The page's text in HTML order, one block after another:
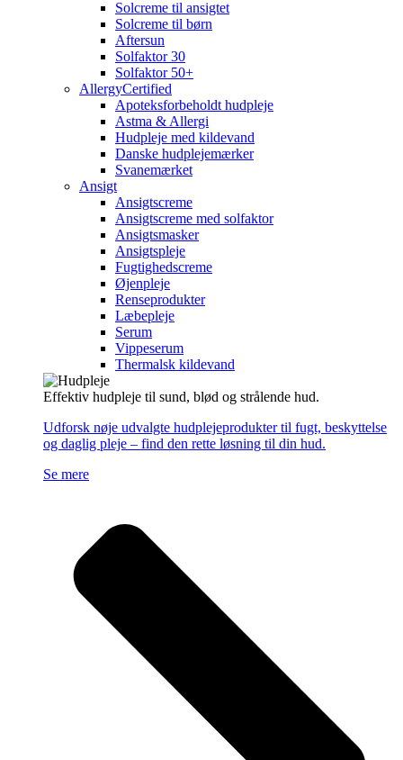
Solcreme til ansigtet
Solcreme til børn
Aftersun
Solfaktor 30
Solfaktor 50+
AllergyCertified
Apoteksforbeholdt hudpleje
Astma & Allergi
Hudpleje med kildevand
Danske hudplejemærker
Svanemærket
Ansigt
Ansigtscreme
Ansigtscreme med solfaktor
Ansigtsmasker
Ansigtspleje
Fugtighedscreme
Øjenpleje
Renseprodukter
Læbepleje
Serum
Vippeserum
Thermalsk kildevand
Effektiv hudpleje til sund, blød og strålende hud.
Udforsk nøje udvalgte hudplejeprodukter til fugt, beskyttelse
og daglig pleje – find den rette løsning til din hud.
Se mere